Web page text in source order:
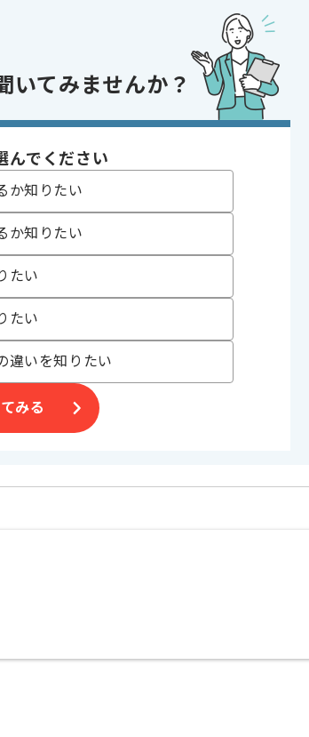
なケースもございます！まずはお気軽にご相談ください！
代活躍中 , 長期プロジェクト , 急募 , BtoB向け , 新技術
いてみませんか？
んでください
か知りたい
か知りたい
たい
たい
違いを知りたい
みる